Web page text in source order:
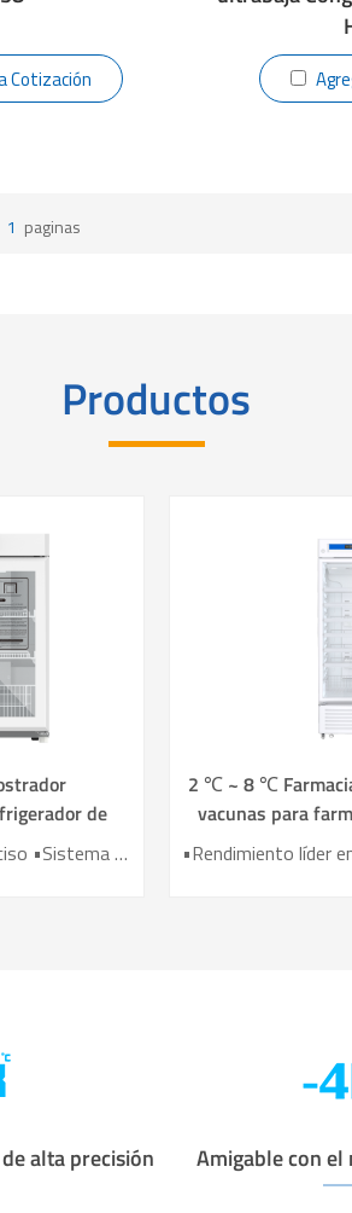
Cotización
1 Paginas
Productos
de
•Sistema de control preciso •Sistema de refrigeración por aire • Registrador de datos USB incorporado •Alarmas sonoras y visuales perfectas • Diseño de Operación Ergonómica
2 ℃ ~ 8 ℃
vacunas para
YC-
alta precisión Amigable con